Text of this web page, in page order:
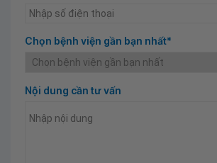
Chọn bệnh viện gần bạn nhất*
Nội dung cần tư vấn